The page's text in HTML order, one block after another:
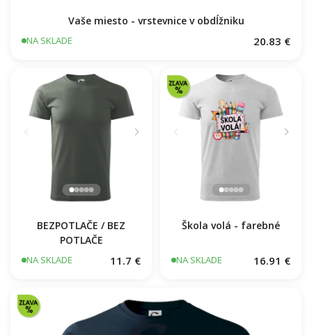
Vaše miesto - vrstevnice v obdĺžniku
NA SKLADE 20.83 €
BEZPOTLAČE / BEZ
POTLAČE
NA SKLADE 11.7 €
Škola volá - farebné
NA SKLADE 16.91 €